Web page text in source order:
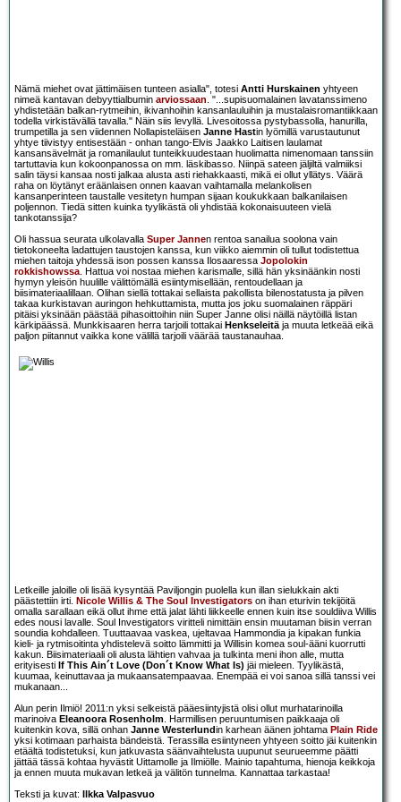
Nämä miehet ovat jättimäisen tunteen asialla", totesi Antti Hurskainen yhtyeen
nimeä kantavan debyyttialbumin arviossaan. "...supisuomalainen lavatanssimeno
yhdistetään balkan-rytmeihin, ikivanhoihin kansanlauluihin ja mustalaisromantiikkaan
todella virkistävällä tavalla." Näin siis levyllä. Livesoitossa pystybassolla, hanurilla,
trumpetilla ja sen viidennen Nollapisteläisen Janne Hastin lyömillä varustautunut
yhtye tiivistyy entisestään - onhan tango-Elvis Jaakko Laitisen laulamat
kansansävelmät ja romanilaulut tunteikkuudestaan huolimatta nimenomaan tanssiin
tartuttavia kun kokoonpanossa on mm. läskibasso. Niinpä sateen jäljiltä valmiiksi
salin täysi kansaa nosti jalkaa alusta asti riehakkaasti, mikä ei ollut yllätys. Väärä
raha on löytänyt eräänlaisen onnen kaavan vaihtamalla melankolisen
kansanperinteen taustalle vesitetyn humpan sijaan koukukkaan balkanilaisen
poljennon. Tiedä sitten kuinka tyylikästä oli yhdistää kokonaisuuteen vielä
tankotanssija?
Oli hassua seurata ulkolavalla Super Jannen rentoa sanailua soolona vain
tietokoneelta ladattujen taustojen kanssa, kun viikko aiemmin oli tullut todistettua
miehen taitoja yhdessä ison possen kanssa Ilosaaressa Jopolokin
rokkishowssa. Hattua voi nostaa miehen karismalle, sillä hän yksinäänkin nosti
hymyn yleisön huulille välittömällä esiintymisellään, rentoudellaan ja
biisimateriaalillaan. Olihan siellä tottakai sellaista pakollista bilenostatusta ja pilven
takaa kurkistavan auringon hehkuttamista, mutta jos joku suomalainen räppäri
pitäisi yksinään päästää pihasoittoihin niin Super Janne olisi näillä näytöillä listan
kärkipäässä. Munkkisaaren herra tarjoili tottakai Henkseleitäja muuta letkeää eikä
paljon piitannut vaikka kone välillä tarjoili väärää taustanauhaa.
Letkeille jaloille oli lisää kysyntää Paviljongin puolella kun illan sielukkain akti
päästettiin irti. Nicole Willis & The Soul Investigators on ihan eturivin tekijöitä
omalla sarallaan eikä ollut ihme että jalat lähti liikkeelle ennen kuin itse souldiiva Willis
edes nousi lavalle. Soul Investigators viritteli nimittäin ensin muutaman biisin verran
soundia kohdalleen. Tuuttaavaa vaskea, ujeltavaa Hammondia ja kipakan funkia
kieli- ja rytmisoitinta yhdistelevä soitto lämmitti ja Willisin komea soul-ääni kuorrutti
kakun. Biisimateriaali oli alusta lähtien vahvaa ja tulkinta meni ihon alle, mutta
erityisesti If This Ain´t Love (Don´t Know What Is) jäi mieleen. Tyylikästä,
kuumaa, keinuttavaa ja mukaansatempaavaa. Enempää ei voi sanoa sillä tanssi vei
mukanaan...
Alun perin Ilmiö! 2011:n yksi selkeistä pääesiintyjistä olisi ollut murhatarinoilla
marinoiva Eleanoora Rosenholm. Harmillisen peruuntumisen paikkaaja oli
kuitenkin kova, sillä onhan Janne Westerlundin karhean äänen johtama Plain Ride
yksi kotimaan parhaista bändeistä. Terassilla esiintyneen yhtyeen soitto jäi kuitenkin
etäältä todistetuksi, kun jatkuvasta säänvaihtelusta uupunut seurueemme päätti
jättää tässä kohtaa hyvästit Uittamolle ja Ilmiölle. Mainio tapahtuma, hienoja keikkoja
ja ennen muuta mukavan letkeä ja välitön tunnelma. Kannattaa tarkastaa!
Teksti ja kuvat:
Ilkka Valpasvuo